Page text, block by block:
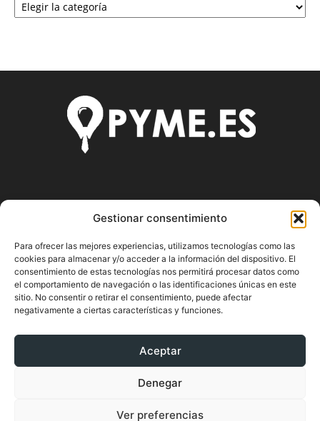
Gestionar consentimiento
Para ofrecer las mejores experiencias, utilizamos tecnologías como las
cookies para almacenar y/o acceder a la información del dispositivo. El
consentimiento de estas tecnologías nos permitirá procesar datos como
el comportamiento de navegación o las identificaciones únicas en este
sitio. No consentir o retirar el consentimiento, puede afectar
negativamente a ciertas características y funciones.
Aceptar
Denegar
Ver preferencias
Pyme.es es el portal web donde podrás mantenerte
actualizado de todas las noticias y novedades sobre la
economía en España y el mundo, así como donde podrás
conseguir toda la información necesaria sobre
emprendimiento.
SÍGUENOS